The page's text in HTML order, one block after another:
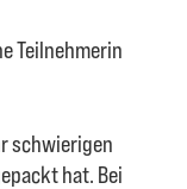
Teilnehmerin
schwierigen
hat. Bei